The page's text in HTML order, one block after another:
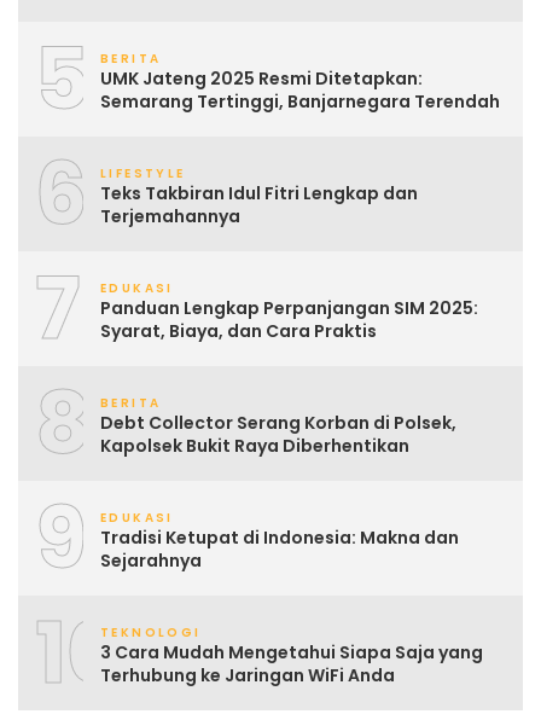
5 BERITA
UMK Jateng 2025 Resmi Ditetapkan:
Semarang Tertinggi, Banjarnegara Terendah
6 LIFESTYLE
Teks Takbiran Idul Fitri Lengkap dan
Terjemahannya
7 EDUKASI
Panduan Lengkap Perpanjangan SIM 2025:
Syarat, Biaya, dan Cara Praktis
8 BERITA
Debt Collector Serang Korban di Polsek,
Kapolsek Bukit Raya Diberhentikan
9 EDUKASI
Tradisi Ketupat di Indonesia: Makna dan
Sejarahnya
10TEKNOLOGI
3 Cara Mudah Mengetahui Siapa Saja yang
Terhubung ke Jaringan WiFi Anda